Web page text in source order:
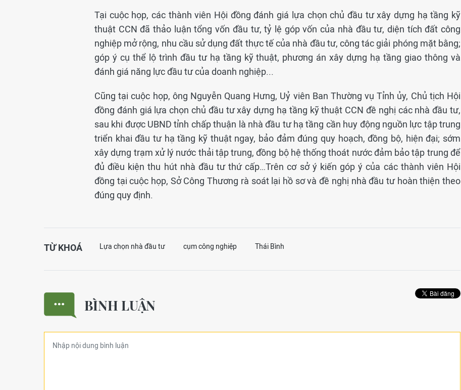
Tại cuộc họp, các thành viên Hội đồng đánh giá lựa chọn chủ đầu tư xây dựng hạ tầng kỹ
thuật CCN đã thảo luận tổng vốn đầu tư, tỷ lệ góp vốn của nhà đầu tư, diện tích đất công
nghiệp mở rộng, nhu cầu sử dụng đất thực tế của nhà đầu tư, công tác giải phóng mặt bằng;
góp ý cụ thể lộ trình đầu tư hạ tầng kỹ thuật, phương án xây dựng hạ tầng giao thông và
đánh giá năng lực đầu tư của doanh nghiệp...
Cũng tại cuộc họp, ông Nguyễn Quang Hưng, Uỷ viên Ban Thường vụ Tỉnh ủy, Chủ tịch Hội
đồng đánh giá lựa chọn chủ đầu tư xây dựng hạ tầng kỹ thuật CCN đề nghị các nhà đầu tư,
sau khi được UBND tỉnh chấp thuận là nhà đầu tư hạ tầng cần huy động nguồn lực tập trung
triển khai đầu tư hạ tầng kỹ thuật ngay, bảo đảm đúng quy hoạch, đồng bộ, hiện đại; sớm
xây dựng trạm xử lý nước thải tập trung, đồng bộ hệ thống thoát nước đảm bảo tập trung để
đủ điều kiện thu hút nhà đầu tư thứ cấp…Trên cơ sở ý kiến góp ý của các thành viên Hội
đồng tại cuộc họp, Sở Công Thương rà soát lại hồ sơ và đề nghị nhà đầu tư hoàn thiện theo
đúng quy định.
TỪ KHOÁ Lựa chọn nhà đầu tư cụm công nghiệp Thái Bình
BÌNH LUẬN